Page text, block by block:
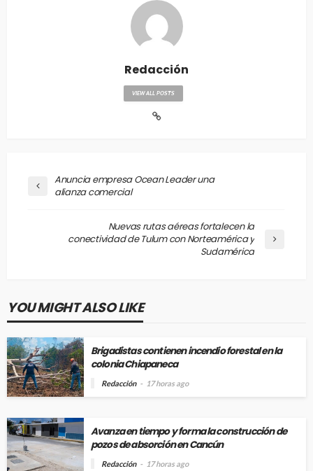
Redacción
VIEW ALL POSTS
Anuncia empresa Ocean Leader una
alianza comercial
Nuevas rutas aéreas fortalecen la
conectividad de Tulum con Norteamérica y
Sudamérica
YOU MIGHT ALSO LIKE
Brigadistas contienen incendio forestal en la
colonia Chiapaneca
Redacción 17 horas ago
Avanza en tiempo y forma la construcción de
pozos de absorción en Cancún
Redacción 17 horas ago